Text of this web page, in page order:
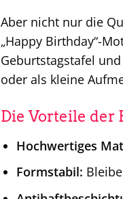
Aber nicht nur die
„Happy Birthday“-
Geburtstagstafel
oder als kleine
Die Vorteile
Hochwertiges
Formstabil: